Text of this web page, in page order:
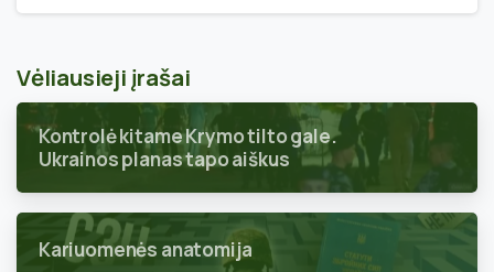
Vėliausieji įrašai
Kontrolė kitame Krymo tilto gale.
Ukrainos planas tapo aiškus
Kariuomenės anatomija